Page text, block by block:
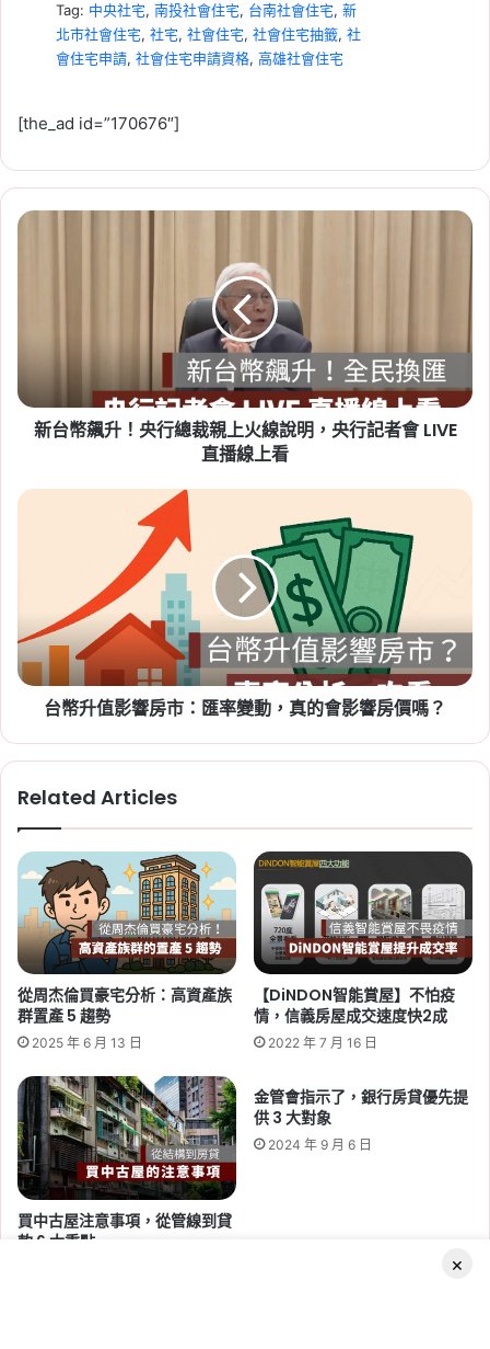
Tag: 中央社宅, 南投社會住宅, 台南社會住宅, 新
北市社會住宅, 社宅, 社會住宅, 社會住宅抽籤, 社
會住宅申請, 社會住宅申請資格, 高雄社會住宅
租賃專法修法急轉彎！3 年租
期、續約漲租上限暫緩，最新重
社會住宅,租屋,租屋族,租屋注意事
租屋補助, 租屋補助申請, 租屋補助
資格
2026-07-20
新竹人注意！竹科旁將新增 838
戶社宅，「金城安居」預計
2029 年完工
Tag:新竹,新竹市,新竹縣,社會住宅 ,社會住宅
2026-06-29
桃園社會住宅續租租金 2026：
蘆竹一號、平鎮一號、八德三號
社宅分 3 年緩漲
Tag:桃園 桃園社宅懶人包,桃園
社宅戶數 ,桃園社會住宅 桃園租屋,社會住宅, 社
會住宅申請
[the_ad id=”170676″]
新
裁
線
者
會
LIVE
線
看
新台幣飆升！央行總裁親上火線說明，央行記者會 LIVE
直播線上看
台
房
市：
匯
的
響
價
嗎？
台幣升值影響房市：匯率變動，真的會影響房價嗎？
Related Articles
從周杰倫買豪宅分析：高資產族
群置產 5 趨勢
2025 年 6 月 13 日
【DiNDON智能賞屋】不怕疫
情，信義房屋成交速度快2成
2022 年 7 月 16 日
買中古屋注意事項，從管線到貸
款 6 大重點
金管會指示了，銀行房貸優先提
供 3 大對象
2024 年 9 月 6 日
×